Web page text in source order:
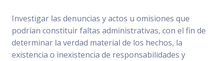
Investigar las denuncias y actos u omisiones que
podrían constituir faltas administrativas, con el fin de
determinar la verdad material de los hechos, la
existencia o inexistencia de responsabilidades y